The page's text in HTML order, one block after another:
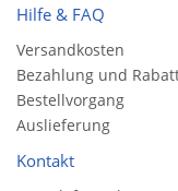
Hilfe & FAQ
Versandkosten
Bezahlung und
Bestellvorgang
Auslieferung
Kontakt